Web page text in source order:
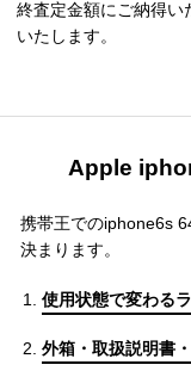
終査定金額にご納得い
いたします。
Apple
携帯王でのiphone6s
決まります。
使用状態で変わる
外箱・取扱説明書